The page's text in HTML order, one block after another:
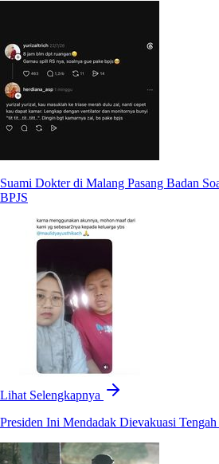
Suami Dokter di Malang Pasang Badan
BPJS
Lihat Selengkapnya
Presiden Ini Mendadak Dievakuasi